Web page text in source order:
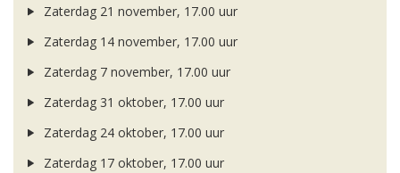
Zaterdag 21 november, 17.00 uur
Zaterdag 14 november, 17.00 uur
Zaterdag 7 november, 17.00 uur
Zaterdag 31 oktober, 17.00 uur
Zaterdag 24 oktober, 17.00 uur
Zaterdag 17 oktober, 17.00 uur